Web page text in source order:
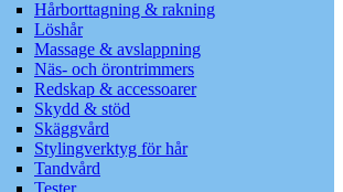
Hårborttagning & rakning
Löshår
Massage & avslappning
Näs- och örontrimmers
Redskap & accessoarer
Skydd & stöd
Skäggvård
Stylingverktyg för hår
Tandvård
Tester